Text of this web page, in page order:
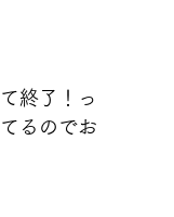
終了！っ
るのでお